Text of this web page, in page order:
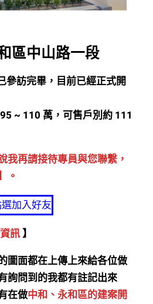
區中山路一段
參訪完畢，目前已經正式開
~ 110 萬，可售戶別約 111
我再請接待專員與您聯繫，
。
加入好友
訊】
圖面都在上傳上來給各位做
詢問到的我都有註記出來
在做中和、永和區的建案開